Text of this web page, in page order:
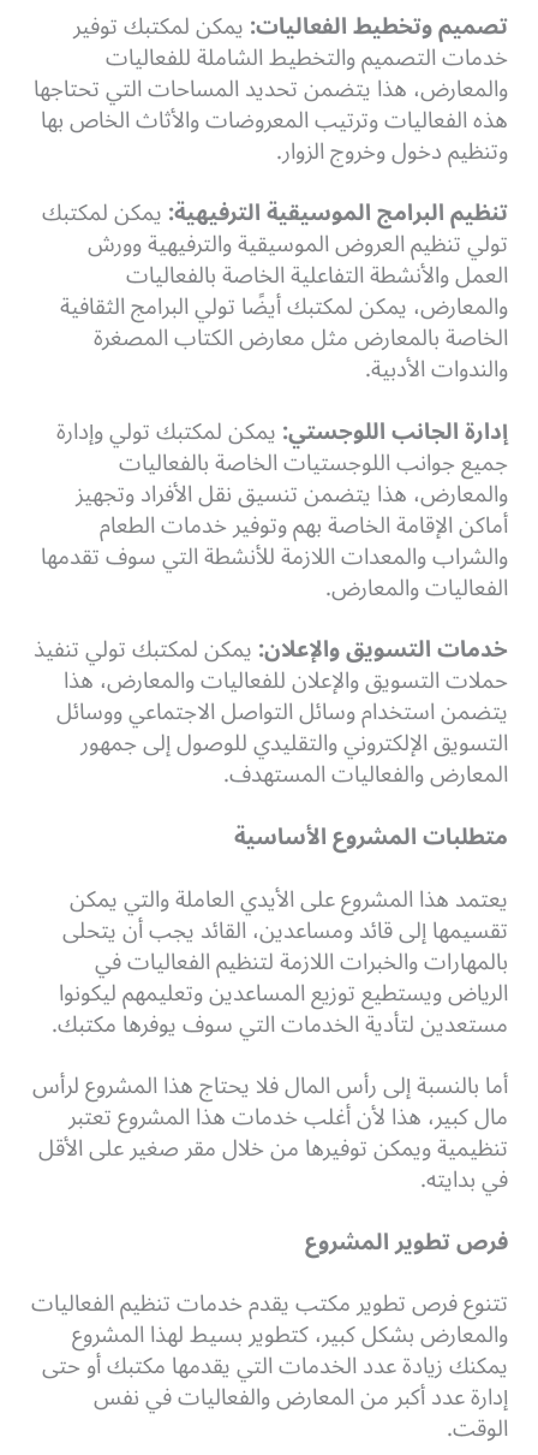
تصميم وتخطيط الفعاليات:يمكن لمكتبك توفير
خدمات التصميم والتخطيط الشاملة للفعاليات
والمعارض، هذا يتضمن تحديد المساحات التي تحتاجها
هذه الفعاليات وترتيب المعروضات والأثاث الخاص بها
وتنظيم دخول وخروج الزوار.
تنظيم البرامج الموسيقية الترفيهية:يمكن لمكتبك
تولي تنظيم العروض الموسيقية والترفيهية وورش
العمل والأنشطة التفاعلية الخاصة بالفعاليات
والمعارض، يمكن لمكتبك أيضًا تولي البرامج الثقافية
الخاصة بالمعارض مثل معارض الكتاب المصغرة
والندوات الأدبية.
إدارة الجانب اللوجستي:يمكن لمكتبك تولي وإدارة
جميع جوانب اللوجستيات الخاصة بالفعاليات
والمعارض، هذا يتضمن تنسيق نقل الأفراد وتجهيز
أماكن الإقامة الخاصة بهم وتوفير خدمات الطعام
والشراب والمعدات اللازمة للأنشطة التي سوف تقدمها
الفعاليات والمعارض.
خدمات التسويق والإعلان:يمكن لمكتبك تولي تنفيذ
حملات التسويق والإعلان للفعاليات والمعارض، هذا
يتضمن استخدام وسائل التواصل الاجتماعي ووسائل
التسويق الإلكتروني والتقليدي للوصول إلى جمهور
المعارض والفعاليات المستهدف.
متطلبات المشروع الأساسية
يعتمد هذا المشروع على الأيدي العاملة والتي يمكن
تقسيمها إلى قائد ومساعدين، القائد يجب أن يتحلى
بالمهارات والخبرات اللازمة لتنظيم الفعاليات في
الرياض ويستطيع توزيع المساعدين وتعليمهم ليكونوا
مستعدين لتأدية الخدمات التي سوف يوفرها مكتبك.
أما بالنسبة إلى رأس المال فلا يحتاج هذا المشروع لرأس
مال كبير، هذا لأن أغلب خدمات هذا المشروع تعتبر
تنظيمية ويمكن توفيرها من خلال مقر صغير على الأقل
في بدايته.
فرص تطوير المشروع
تتنوع فرص تطوير مكتب يقدم خدمات تنظيم الفعاليات
والمعارض بشكل كبير، كتطوير بسيط لهذا المشروع
يمكنك زيادة عدد الخدمات التي يقدمها مكتبك أو حتى
إدارة عدد أكبر من المعارض والفعاليات في نفس
الوقت.